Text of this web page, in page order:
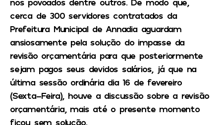
cerca de 300 servidores contratados da
Prefeitura Municipal de Annadia aguardam
ansiosamente pela solução do impasse da
revisão orçamentária para que posteriormente
sejam pagos seus devidos salários, já que na
última sessão ordinária dia 16 de fevereiro
(Sexta-Feira), houve a discussão sobre a revisão
orçamentária, mais até o presente momento
ficou sem solução.